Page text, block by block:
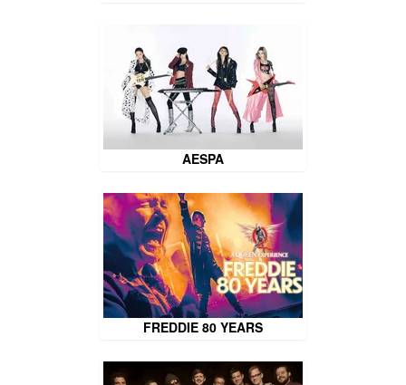
AESPA
FREDDIE 80 YEARS